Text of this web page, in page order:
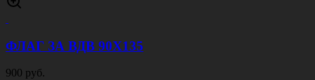
ФЛАГ ЗА ВДВ 90Х135
900 руб.